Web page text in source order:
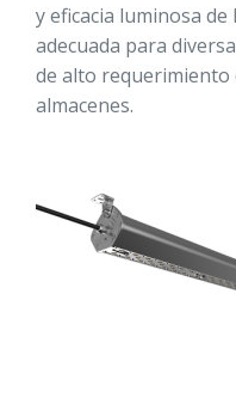
y eficacia luminosa de
adecuada para
de alto requerimiento
almacenes.